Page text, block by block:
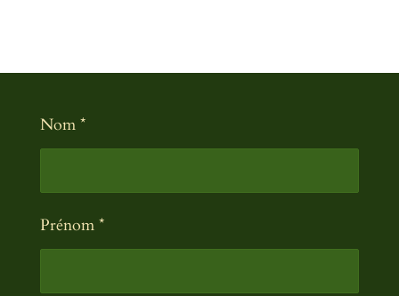
Nom *
Prénom *